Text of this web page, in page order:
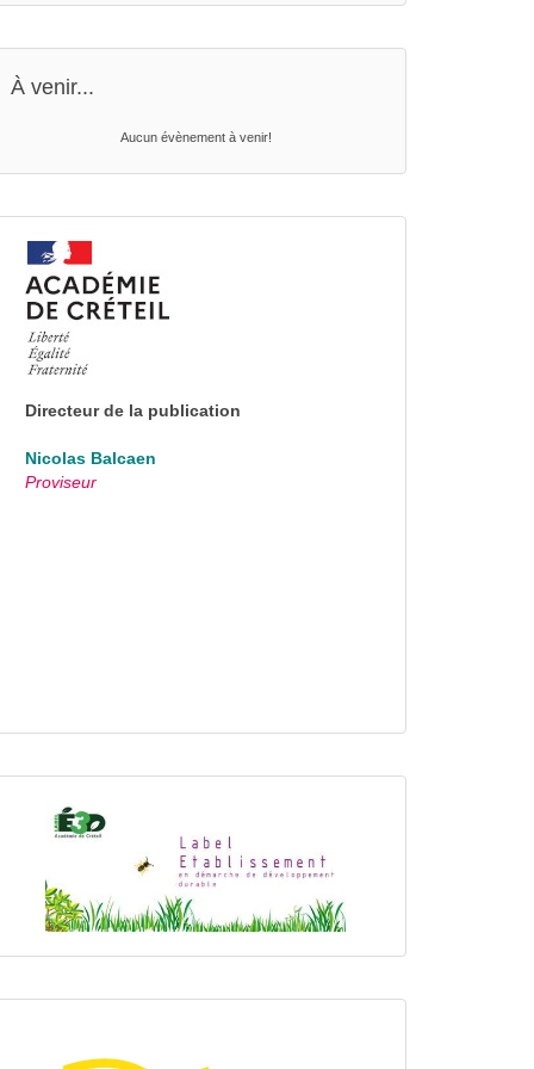
À venir...
Aucun évènement à venir!
Directeur de la publication
Nicolas Balcaen
Proviseur